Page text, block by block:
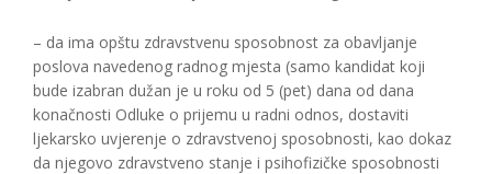
– da ima opštu zdravstvenu sposobnost za obavljanje
poslova navedenog radnog mjesta (samo kandidat koji
bude izabran dužan je u roku od 5 (pet) dana od dana
konačnosti Odluke o prijemu u radni odnos, dostaviti
ljekarsko uvjerenje o zdravstvenoj sposobnosti, kao dokaz
da njegovo zdravstveno stanje i psihofizičke sposobnosti